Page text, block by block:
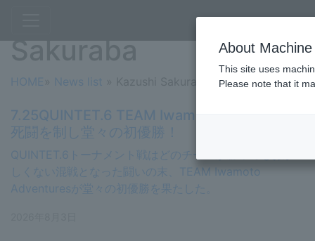
NEWS TAG: Kazushi
Sakuraba
HOME News list
7.25QUINTET.6 TEAM Iwamoto Adventures
死闘を制し堂々の初優勝！
QUINTET.6トーナメント戦はどのチームが勝ってもおか
しくない混戦となった闘いの末、TEAM Iwamoto
Adventuresが堂々の初優勝を果たした。
About
This site uses
Please note that it